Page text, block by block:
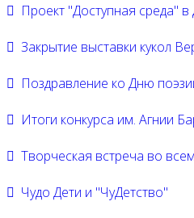
Проект "Доступная среда" в
Закрытие выставки кукол
Поздравление ко Дню
Итоги конкурса им. Агнии
Творческая встреча во
Чудо Дети и "ЧуДетство"